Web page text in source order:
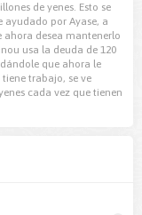
de yenes. Esto se
ayudado por Ayase, a
ahora desea mantenerlo
usa la deuda de 120
que ahora le
trabajo, se ve
cada vez que tienen